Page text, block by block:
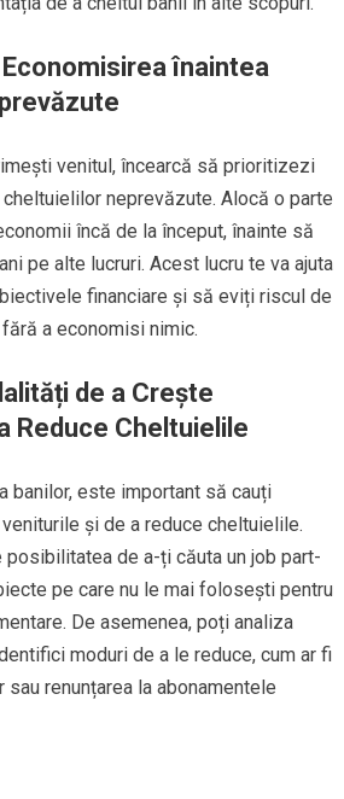
înaintea
venitul, încearcă să prioritizezi
neprevăzute. Alocă o parte
încă de la început, înainte să
pe alte lucruri. Acest lucru te va ajuta
financiare și să eviți riscul de
a economisi nimic.
de a Crește
Reduce Cheltuielile
banilor, este important să cauți
și de a reduce cheltuielile.
posibilitatea de a-ți căuta un job part-
pe care nu le mai folosești pentru
De asemenea, poți analiza
moduri de a le reduce, cum ar fi
renunțarea la abonamentele